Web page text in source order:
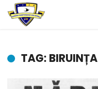
TAG: BIRUINȚA